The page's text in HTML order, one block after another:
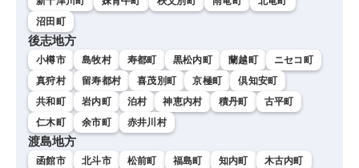
沼田町
後志地方
小樽市 島牧村 寿都町 黒松内町 蘭越町
ニセコ町
真狩村
留寿都村 喜茂別町 京極町
倶知安町
共和町
岩内町 泊村 神恵内村 積丹町
古平町
仁木町
余市町 赤井川村
渡島地方
函館市 北斗市 松前町 福島町 知内町
木古内町